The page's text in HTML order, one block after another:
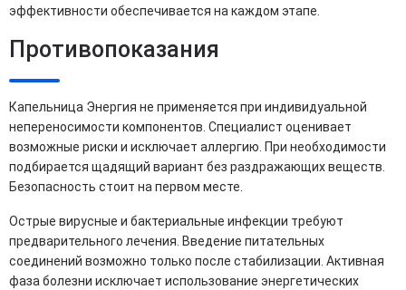
эффективности обеспечивается на каждом этапе.
Противопоказания
Капельница Энергия не применяется при индивидуальной
непереносимости компонентов. Специалист оценивает
возможные риски и исключает аллергию. При необходимости
подбирается щадящий вариант без раздражающих веществ.
Безопасность стоит на первом месте.
Острые вирусные и бактериальные инфекции требуют
предварительного лечения. Введение питательных
соединений возможно только после стабилизации. Активная
фаза болезни исключает использование энергетических